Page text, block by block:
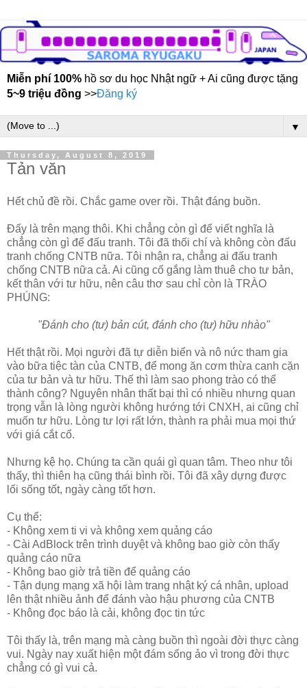
Miễn phí 100% hồ sơ du học Nhật ngữ + Ai cũng được tặng
5~9 triệu đồng >>Đăng ký
▼
Thursday, August 8, 2019
Tản văn
Hết chủ đề rồi. Chắc game over rồi. Thật đáng buồn.
Đấy là trên mạng thôi. Khi chẳng còn gì để viết nghĩa là
chẳng còn gì để đấu tranh. Tôi đã thối chí và không còn đấu
tranh chống CNTB nữa. Tôi nhận ra, chẳng ai đấu tranh
chống CNTB nữa cả. Ai cũng cố gắng làm thuê cho tư bản,
kết thân với tư hữu, nên câu thơ sau chỉ còn là TRÀO
PHÚNG:
"Đánh cho (tư) bản cút, đánh cho (tư) hữu nhào"
Hết thật rồi. Mọi người đã tự diễn biến và nô nức tham gia
vào bữa tiệc tàn của CNTB, để mong ăn cơm thừa canh cặn
của tư bản và tư hữu. Thế thì làm sao phong trào có thể
thành công? Nguyên nhân thất bại thì có nhiều nhưng quan
trọng vẫn là lòng người không hướng tới CNXH, ai cũng chỉ
muốn tư hữu. Lòng tư lợi rất lớn, thành ra phải mua mọi thứ
với giá cắt cổ.
Nhưng kệ họ. Chúng ta cần quái gì quan tâm. Theo như tôi
thấy, thì thiên hạ cũng thái bình rồi. Tôi đã xây dựng được
lối sống tốt, ngày càng tốt hơn.
Cụ thể:
- Không xem ti vi và không xem quảng cáo
- Cài AdBlock trên trình duyệt và không bao giờ còn thấy
quảng cáo nữa
- Không bao giờ trả tiền để quảng cáo
- Tận dụng mạng xã hội làm trang nhật ký cá nhân, upload
lên thật nhiều ảnh để đánh vào hậu phương của CNTB
- Không đọc báo là cải, không đọc tin tức
Tôi thấy là, trên mạng mà càng buồn thì ngoài đời thực càng
vui. Ngày nay xuất hiện một đám sống ảo vì trong đời thực
chẳng có gì vui cả.